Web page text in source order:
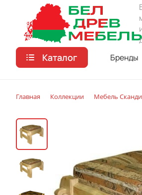
Каталог Бренды
Главная Коллекции Мебель